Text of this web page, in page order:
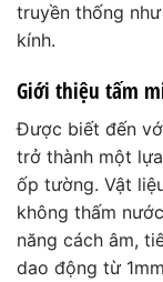
truyền thống
kính.
Giới thiệu tấm
Được biết đến
trở thành một
ốp tường. Vật
không thấm
năng cách âm,
dao động từ